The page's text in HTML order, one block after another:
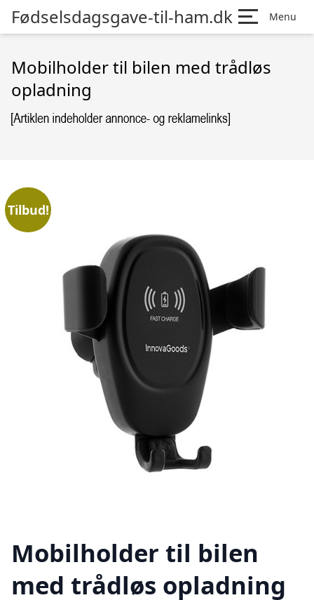
Fødselsdagsgave-til-ham.dk Menu
Mobilholder til bilen med trådløs
opladning
Tilbud!
Mobilholder til bilen
med trådløs opladning